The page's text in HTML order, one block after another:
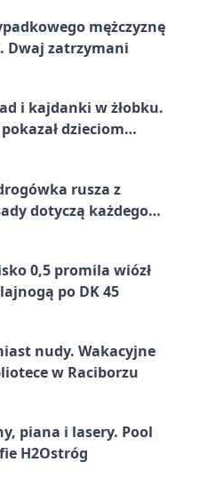
mężczyznę
Dwaj zatrzymani
i kajdanki w żłobku.
dzieciom
rusza z
dotyczą każdego
0,5 promila wiózł
po DK 45
nudy. Wakacyjne
w Raciborzu
piana i lasery. Pool
H2Ostróg